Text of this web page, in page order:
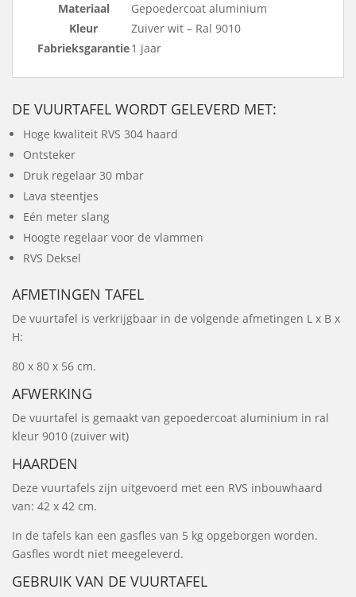
Materiaal
Gepoedercoat aluminium
Kleur
Zuiver wit – Ral 9010
Fabrieksgarantie1 jaar
DE VUURTAFEL WORDT GELEVERD MET:
Hoge kwaliteit RVS 304 haard
Ontsteker
Druk regelaar 30 mbar
Lava steentjes
Eén meter slang
Hoogte regelaar voor de vlammen
RVS Deksel
AFMETINGEN TAFEL
De vuurtafel is verkrijgbaar in de volgende afmetingen L x B x
H:
80 x 80 x 56 cm.
AFWERKING
De vuurtafel is gemaakt van gepoedercoat aluminium in ral
kleur 9010 (zuiver wit)
HAARDEN
Deze vuurtafels zijn uitgevoerd met een RVS inbouwhaard
van: 42 x 42 cm.
In de tafels kan een gasfles van 5 kg opgeborgen worden.
Gasfles wordt niet meegeleverd.
GEBRUIK VAN DE VUURTAFEL